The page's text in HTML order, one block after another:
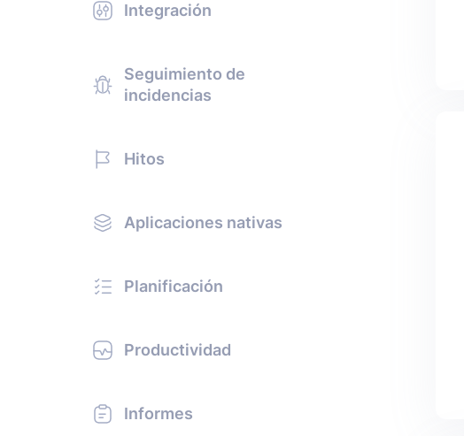
Integración
Seguimiento de
incidencias
Hitos
Aplicaciones nativas
Planificación
Productividad
Informes